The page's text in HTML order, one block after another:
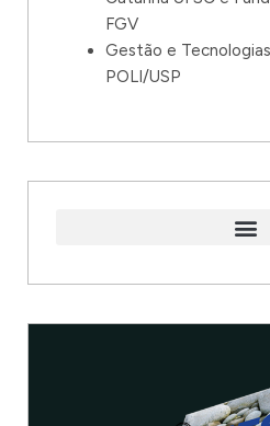
FGV
Gestão e
POLI/USP